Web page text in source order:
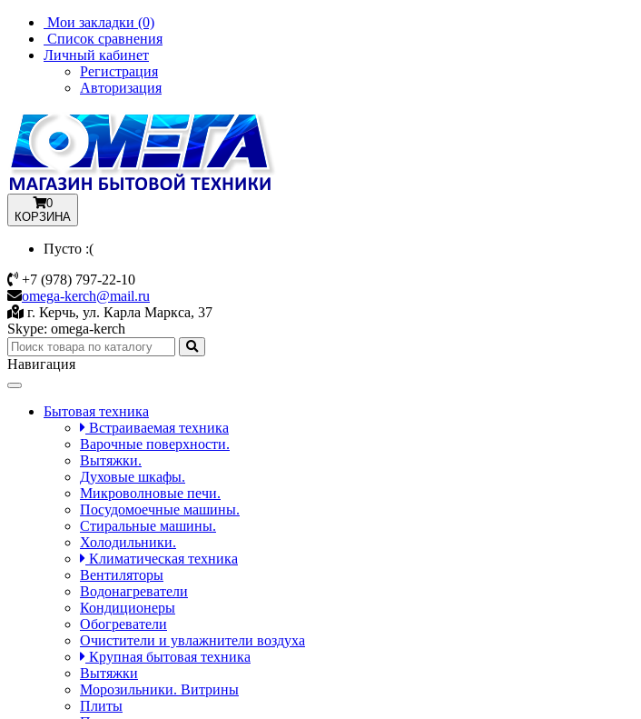
Мои закладки (0)
Список сравнения
Личный кабинет
Регистрация
Авторизация
0
КОРЗИНА
Пусто :(
+7 (978) 797-22-10
omega-kerch@mail.ru
г. Керчь, ул. Карла Маркса, 37
Skype: omega-kerch
Навигация
Toggle
navigationБытовая техника
Встраиваемая техника
Варочные поверхности.
Вытяжки.
Духовые шкафы.
Микроволновые печи.
Посудомоечные машины.
Стиральные машины.
Холодильники.
Климатическая техника
Вентиляторы
Водонагреватели
Кондиционеры
Обогреватели
Очистители и увлажнители воздуха
Крупная бытовая техника
Вытяжки
Морозильники. Витрины
Плиты